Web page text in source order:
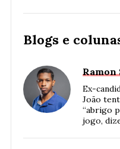
Blogs e
Ramon
Ex-
João
“abrigo
jogo,